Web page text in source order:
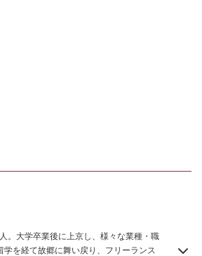
。大学卒業後に上京し、様々な業種・職
を経て故郷に舞い戻り、フリーランス